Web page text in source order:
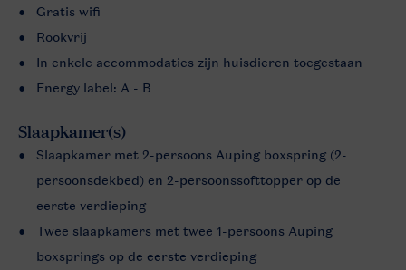
Gratis wifi
Rookvrij
In enkele accommodaties zijn huisdieren toegestaan
Energy label: A - B
Slaapkamer(s)
Slaapkamer met 2-persoons Auping boxspring (2-
persoonsdekbed) en 2-persoonssofttopper op de
eerste verdieping
Twee slaapkamers met twee 1-persoons Auping
boxsprings op de eerste verdieping